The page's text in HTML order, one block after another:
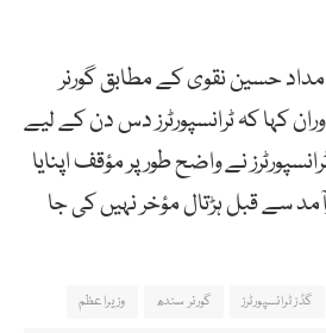
امداد حسین نقوی کے مطابق گورنر
کہا کہ ٹرانسپورٹرز دس دن کے لیے
نے واضح طور پر مؤقف اپنایا
سے قبل ہڑتال مؤخر نہیں کی جا
گڈز ٹرانسپورٹرز گورنر سندھ وزیراعظم